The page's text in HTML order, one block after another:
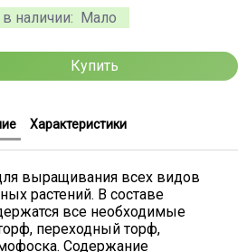
в наличии: Мало
Купить
Характеристики
выращивания всех видов
растений. В составе
все необходимые
переходный торф,
Содержание